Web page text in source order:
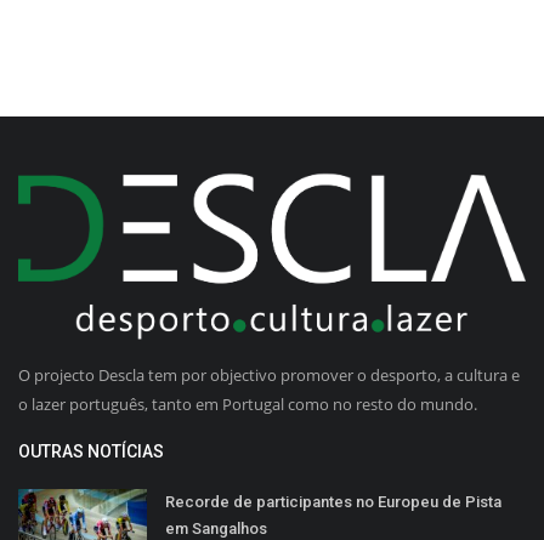
O projecto Descla tem por objectivo promover o desporto, a cultura e
o lazer português, tanto em Portugal como no resto do mundo.
OUTRAS NOTÍCIAS
Recorde de participantes no Europeu de Pista
em Sangalhos